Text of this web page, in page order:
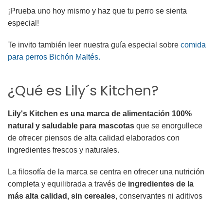
¡Prueba uno hoy mismo y haz que tu perro se sienta
especial!
Te invito también leer nuestra guía especial sobre comida
para perros Bichón Maltés.
¿Qué es Lily´s Kitchen?
Lily's Kitchen es una marca de alimentación 100%
natural y saludable para mascotas que se enorgullece
de ofrecer piensos de alta calidad elaborados con
ingredientes frescos y naturales.
La filosofía de la marca se centra en ofrecer una nutrición
completa y equilibrada a través de ingredientes de la
más alta calidad, sin cereales, conservantes ni aditivos